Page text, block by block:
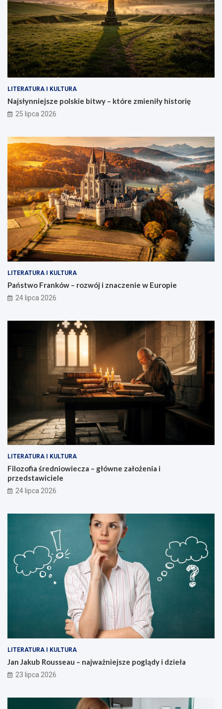
LITERATURA I KULTURA
Najsłynniejsze polskie bitwy – które zmieniły historię
25 lipca 2026
LITERATURA I KULTURA
Państwo Franków – rozwój i znaczenie w Europie
24 lipca 2026
LITERATURA I KULTURA
Filozofia średniowiecza – główne założenia i
przedstawiciele
24 lipca 2026
LITERATURA I KULTURA
Jan Jakub Rousseau – najważniejsze poglądy i dzieła
23 lipca 2026